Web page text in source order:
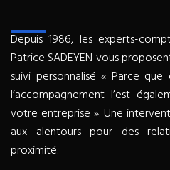
Depuis 1986, les experts-
Patrice SADEYEN vous
suivi personnalisé « Parce
l’accompagnement l’est
votre entreprise ». Une
aux alentours pour des
proximité.